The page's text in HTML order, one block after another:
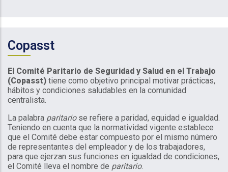
Copasst
El Comité Paritario de Seguridad y Salud en el Trabajo
(Copasst) tiene como objetivo principal motivar prácticas,
hábitos y condiciones saludables en la comunidad
centralista.
La palabra paritariose refiere a paridad, equidad e igualdad.
Teniendo en cuenta que la normatividad vigente establece
que el Comité debe estar compuesto por el mismo número
de representantes del empleador y de los trabajadores,
para que ejerzan sus funciones en igualdad de condiciones,
el Comité lleva el nombre de paritario.